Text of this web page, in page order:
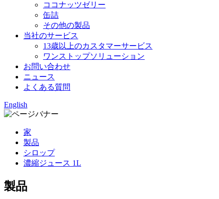
ココナッツゼリー
缶詰
その他の製品
当社のサービス
13歳以上のカスタマーサービス
ワンストップソリューション
お問い合わせ
ニュース
よくある質問
English
家
製品
シロップ
濃縮ジュース 1L
製品